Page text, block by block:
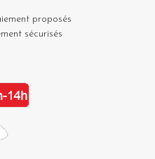
proposés
sécurisés